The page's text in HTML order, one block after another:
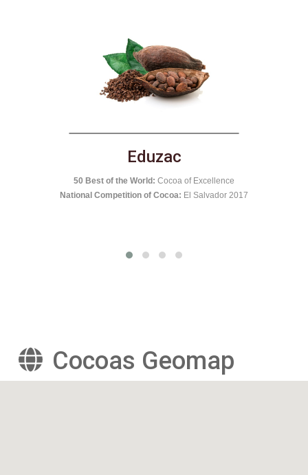
El Castillero
National Competition of Cocoa:Nicaragua 2016
Cocoas Geomap